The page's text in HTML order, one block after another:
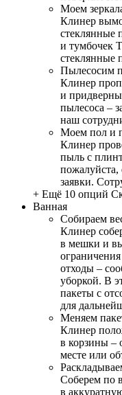
Моем
Клинер
стеклянные
и тумбочек
стеклянные
Пылесосим
Клинер
и
пылесоса –
наш
Моем пол и
Клинер
пыль с
заявки.
+ Ещё 10 опций
Ванная
Собираем
Клинер
в мешки и
отходы –
уборкой. В
пакеты с
для
Меняем
Клинер
в корзины –
месте или
Соберем по
в